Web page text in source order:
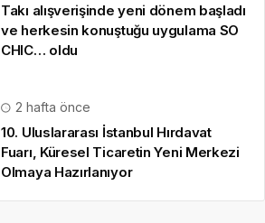
Takı alışverişinde yeni dönem başladı
ve herkesin konuştuğu uygulama SO
CHIC… oldu
2 hafta önce
10. Uluslararası İstanbul Hırdavat
Fuarı, Küresel Ticaretin Yeni Merkezi
Olmaya Hazırlanıyor